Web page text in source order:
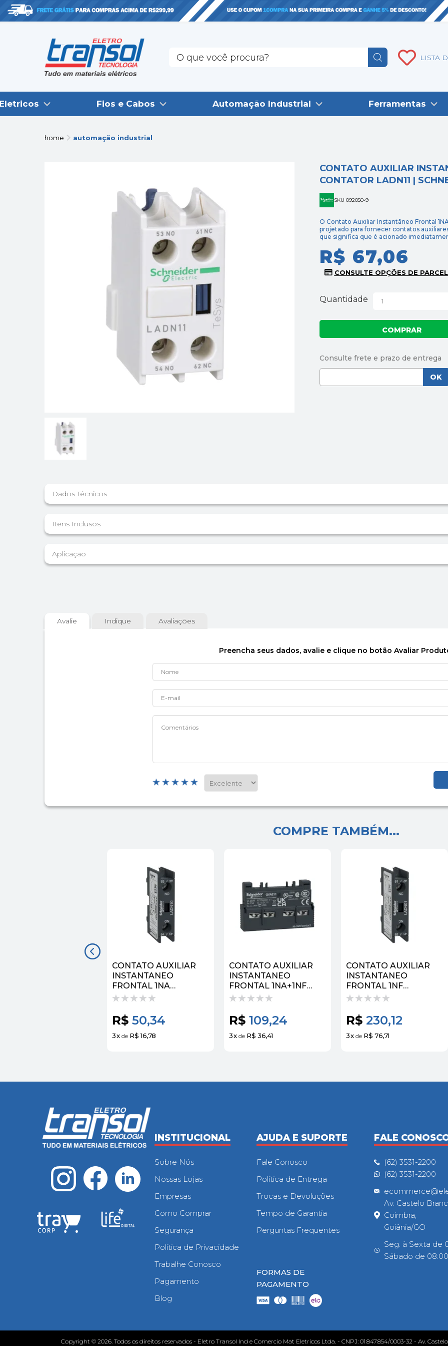
LISTA
Fios e Cabos Automação Industrial Ferramentas
home automação industrial
CONTATO AUXILIAR
CONTATOR LADN11 |
SKU 092050-9
O Contato Auxiliar Instantâneo Frontal
projetado para fornecer contatos
que significa que é acionado
R$ 67,06
Quantidade
Dados Técnicos
Itens Inclusos
Aplicação
Avalie Indique Avaliações
Preencha seus dados, avalie e clique no botão Avaliar
COMPRE TAMBÉM...
CONTATO AUXILIAR
INSTANTANEO
FRONTAL 1NA
CONTATOR LADN10 |
R$ 50,34
3x de R$ 16,78
CONTATO AUXILIAR
INSTANTANEO
FRONTAL 1NA+1NF
TESYS GV2GV3 GVAE11 |
R$ 109,24
3x de R$ 36,41
CONTATO AUXILIAR
INSTANTANEO
FRONTAL 1NF
CONTATOR LADN01 |
R$ 230,12
3x de R$ 76,71
INSTITUCIONAL
Sobre Nós
Nossas Lojas
Empresas
Como Comprar
Segurança
Política de Privacidade
Trabalhe Conosco
Pagamento
Blog
AJUDA E SUPORTE
Fale Conosco
Política de Entrega
Trocas e Devoluções
Tempo de Garantia
Perguntas Frequentes
FORMAS DE
PAGAMENTO
FALE
(62) 3531-2200
(62) 3531-2200
Av. Castelo
Coimbra,
Goiânia/GO
Seg. à Sexta de
Sábado de
Copyright © 2026. Todos os direitos reservados - Eletro Transol Ind e Comercio Mat Eletricos Ltda. - CNPJ: 01.847.854/0003-32 - Av.